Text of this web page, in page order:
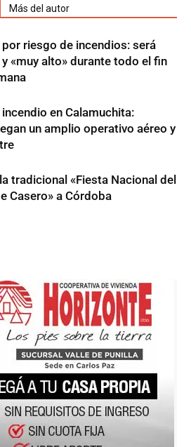
Más del autor
riesgo de incendios: será
y «muy alto» durante todo el fin
en Calamuchita:
un amplio operativo aéreo y
tradicional «Fiesta Nacional del
Casero» a Córdoba